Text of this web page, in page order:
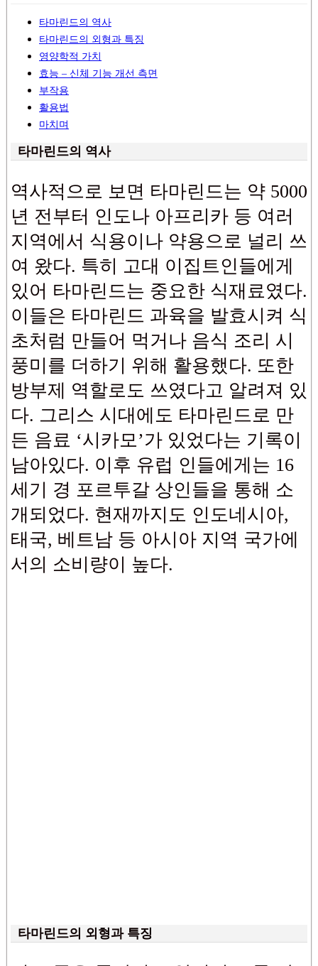
타마린드의 역사
타마린드의 외형과 특징
영양학적 가치
효능 – 신체 기능 개선 측면
부작용
활용법
마치며
타마린드의 역사
역사적으로 보면 타마린드는 약 5000
년 전부터 인도나 아프리카 등 여러
지역에서 식용이나 약용으로 널리 쓰
여 왔다. 특히 고대 이집트인들에게
있어 타마린드는 중요한 식재료였다.
이들은 타마린드 과육을 발효시켜 식
초처럼 만들어 먹거나 음식 조리 시
풍미를 더하기 위해 활용했다. 또한
방부제 역할로도 쓰였다고 알려져 있
다. 그리스 시대에도 타마린드로 만
든 음료 ‘시카모’가 있었다는 기록이
남아있다. 이후 유럽 인들에게는 16
세기 경 포르투갈 상인들을 통해 소
개되었다. 현재까지도 인도네시아,
태국, 베트남 등 아시아 지역 국가에
서의 소비량이 높다.
타마린드의 외형과 특징